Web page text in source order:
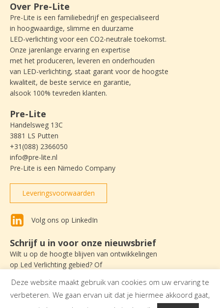
Over Pre-Lite
Pre-Lite is een familiebedrijf en gespecialiseerd
in hoogwaardige, slimme en duurzame
LED-verlichting voor een CO2-neutrale toekomst.
Onze jarenlange ervaring en expertise
met het produceren, leveren en onderhouden
van LED-verlichting, staat garant voor de hoogste
kwaliteit, de beste service en garantie,
alsook 100% tevreden klanten.
Pre-Lite
Handelsweg 13C
3881 LS Putten
+31(088) 2366050
info@pre-lite.nl
Pre-Lite is een Nimedo Company
Leveringsvoorwaarden
Volg ons op LinkedIn
Schrijf u in voor onze nieuwsbrief
Wilt u op de hoogte blijven van ontwikkelingen
op Led Verlichting gebied? Of
in om onze nieuwsbrief te ontvangen.
Deze website maakt gebruik van cookies om uw ervaring te
verbeteren. We gaan ervan uit dat je hiermee akkoord gaat,